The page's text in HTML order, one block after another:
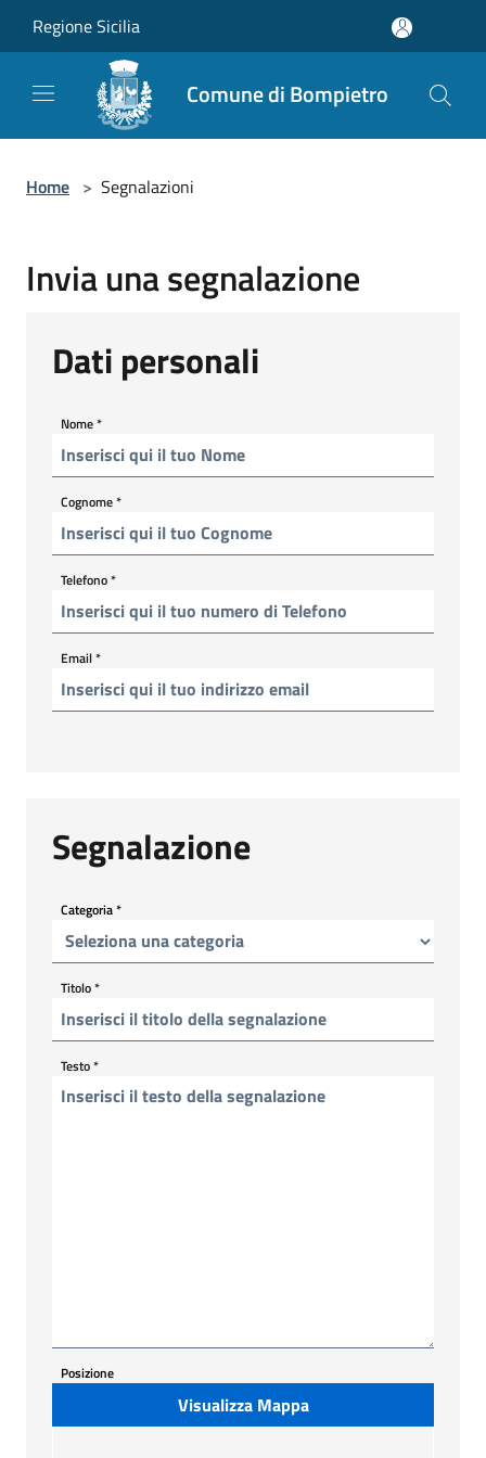
Regione Sicilia
Comune di Bompietro
Home > Segnalazioni
Invia una segnalazione
Dati personali
Nome*
Cognome*
Telefono*
Email*
Segnalazione
Categoria*
Titolo*
Testo*
Posizione
Visualizza Mappa